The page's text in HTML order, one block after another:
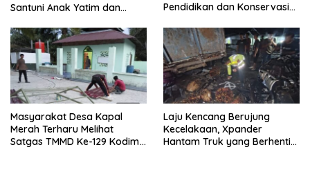
Santuni Anak Yatim dan
Pendidikan dan Konservasi
Masyarakat Desa Kapal
Merah Terharu Melihat
Satgas TMMD Ke-129 Kodim
Laju Kencang Berujung
Kecelakaan, Xpander
Hantam Truk yang Berhenti